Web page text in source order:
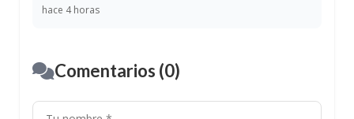
hace 4 horas
Comentarios (0)